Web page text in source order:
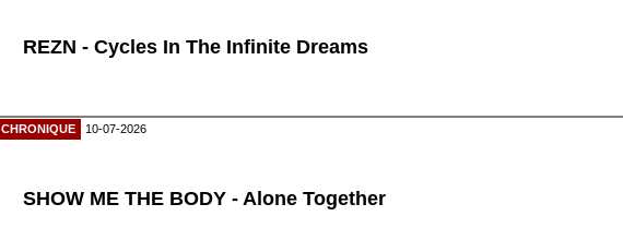
REZN - Cycles In The Infinite Dreams
CHRONIQUE 10-07-2026
SHOW ME THE BODY - Alone Together